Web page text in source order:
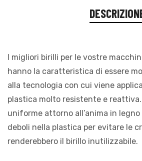
I migliori birilli per le vostre
hanno la caratteristica di essere
alla tecnologia con cui viene
plastica molto resistente e
uniforme attorno all’anima in
deboli nella plastica per evitare le
renderebbero il birillo inutilizzabile.